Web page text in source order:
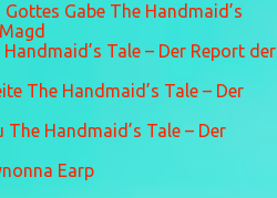
Gabe The Handmaid’s
Tale – Der Report der
The Handmaid’s Tale – Der
The Handmaid’s Tale – Der
Earp